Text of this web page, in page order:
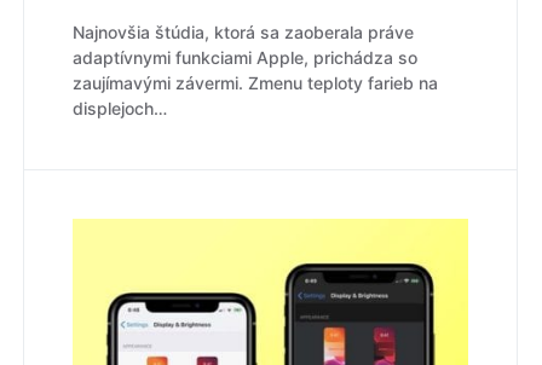
Najnovšia štúdia, ktorá sa zaoberala práve
adaptívnymi funkciami Apple, prichádza so
zaujímavými závermi. Zmenu teploty farieb na
displejoch…